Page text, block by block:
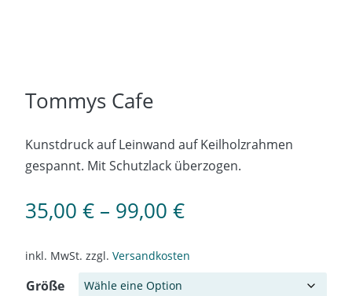
Tommys Cafe
Kunstdruck auf Leinwand auf Keilholzrahmen
gespannt. Mit Schutzlack überzogen.
35,00 € – 99,00 €
inkl. MwSt. zzgl. Versandkosten
Größe